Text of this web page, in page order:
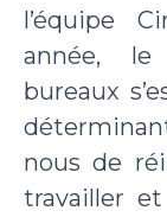
l’équipe
année,
bureaux
nous de
travailler